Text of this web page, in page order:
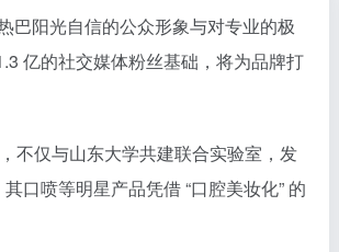
巴阳光自信的公众形象与对专业的极
亿的社交媒体粉丝基础，将为品牌打
不仅与山东大学共建联合实验室，发
口喷等明星产品凭借 “口腔美妆化” 的